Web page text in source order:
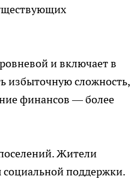
и включает в
избыточную сложность,
финансов — более
Жители
социальной поддержки.